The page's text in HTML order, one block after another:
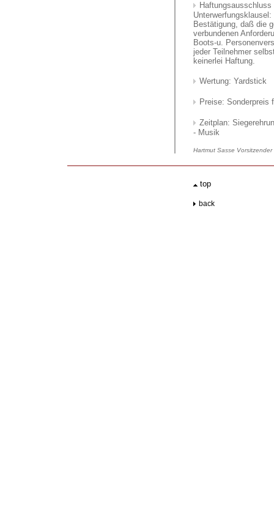
Bestätigung, daß die
verbundenen
Boots-u.
jeder Teilnehmer
keinerlei Haftung.
Wertung: Yardstick
Preise: Sonderpreis
Zeitplan:
- Musik
Hartmut Sasse Vorsitzender
top.
back